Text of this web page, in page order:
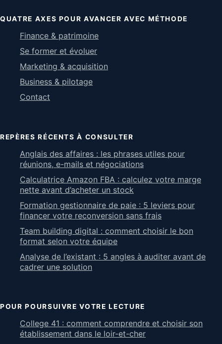
QUATRE AXES POUR AVANCER AVEC MÉTHODE
Finance & patrimoine
Se former et évoluer
Marketing & acquisition
Business & pilotage
Contact
REPÈRES RÉCENTS À CONSULTER
Anglais des affaires : les phrases utiles pour
réunions, e-mails et négociations
Calculatrice Amazon FBA : calculez votre marge
nette avant d’acheter un stock
Formation gestionnaire de paie : 5 leviers pour
financer votre reconversion sans frais
Team building digital : comment choisir le bon
format selon votre équipe
Analyse de l’existant : 5 angles à auditer avant de
cadrer une solution
POUR POURSUIVRE VOTRE LECTURE
College 41 : comment comprendre et choisir son
établissement dans le loir-et-cher